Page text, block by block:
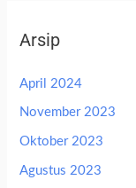
Arsip
April 2024
November 2023
Oktober 2023
Agustus 2023